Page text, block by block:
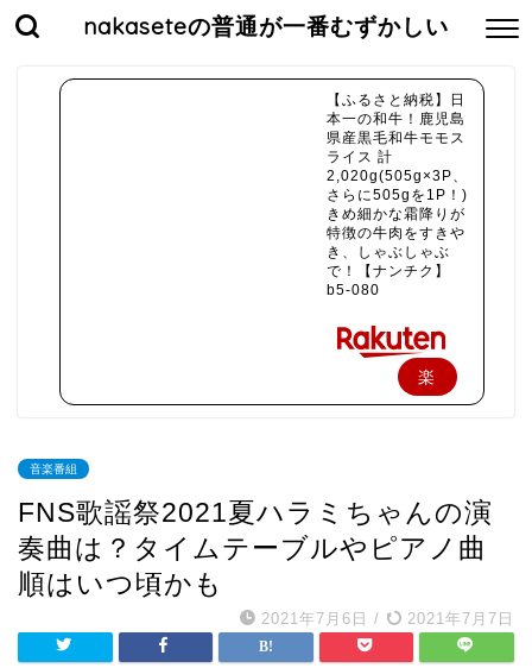
nakaseteの普通が一番むずかしい
【ふるさと納税】日
本一の和牛！鹿児島
県産黒毛和牛モモス
ライス 計
2,020g(505g×3P、
さらに505gを1P！)
きめ細かな霜降りが
特徴の牛肉をすきや
き、しゃぶしゃぶ
で！【ナンチク】
b5-080
楽
入
音楽番組
FNS歌謡祭2021夏ハラミちゃんの演
奏曲は？タイムテーブルやピアノ曲
順はいつ頃かも
2021年7月6日 / 2021年7月7日